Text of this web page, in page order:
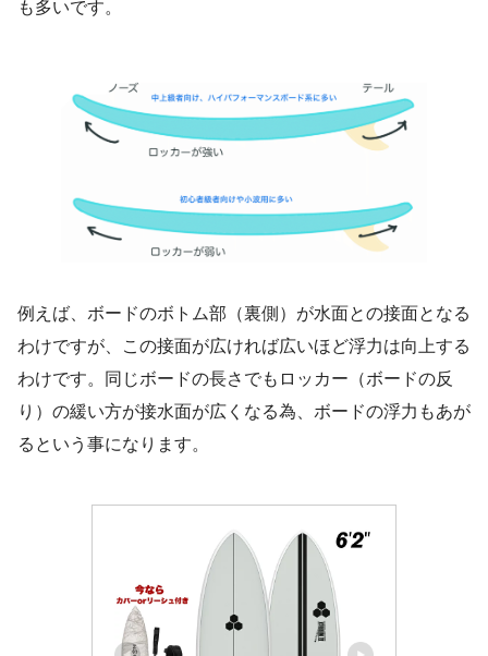
も多いです。
例えば、ボードのボトム部（裏側）が水面との接面となる
わけですが、この接面が広ければ広いほど浮力は向上する
わけです。同じボードの長さでもロッカー（ボードの反
り）の緩い方が接水面が広くなる為、ボードの浮力もあが
るという事になります。